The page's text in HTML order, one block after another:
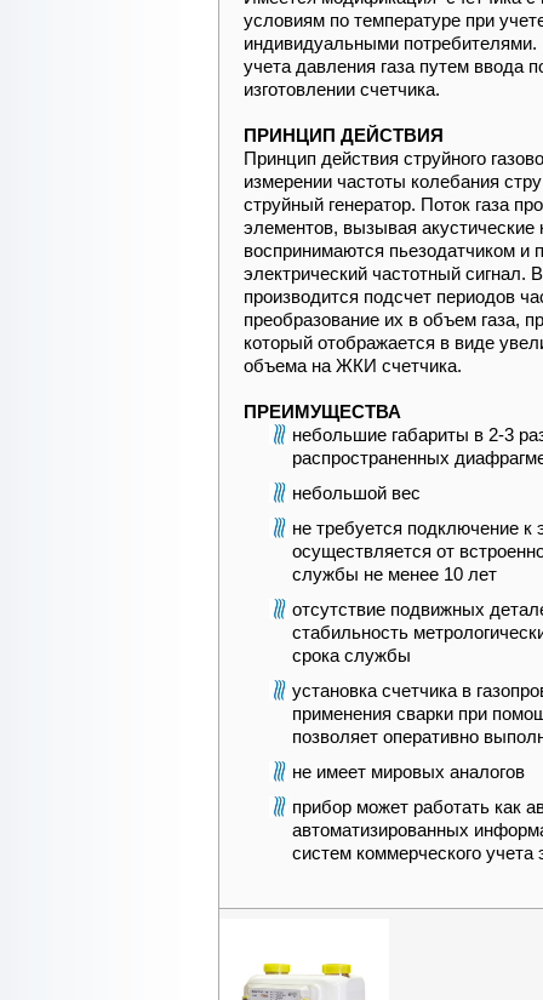
условиям по температуре при
индивидуальными
учета давления газа путем ввода
изготовлении счетчика.
ПРИНЦИП ДЕЙСТВИЯ
Принцип действия струйного
измерении частоты колебания
струйный генератор. Поток газа
элементов, вызывая акустические
воспринимаются пьезодатчиком и
электрический частотный сигнал.
производится подсчет периодов
преобразование их в объем газа,
который отображается в виде
объема на ЖКИ счетчика.
ПРЕИМУЩЕСТВА
небольшие габариты в 2-3
распространенных
небольшой вес
не требуется подключение к
осуществляется от
службы не менее 10 лет
отсутствие подвижных
стабильность
срока службы
установка счетчика в
применения сварки при
позволяет оперативно
не имеет мировых аналогов
прибор может работать как
автоматизированных
систем коммерческого